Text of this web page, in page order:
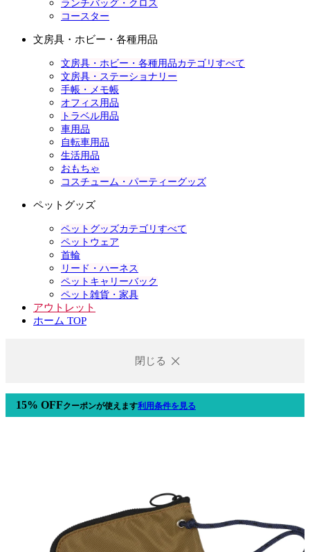
ランチバッグ・クロス
コースター
文房具・ホビー・各種用品
文房具・ホビー・各種用品カテゴリすべて
文房具・ステーショナリー
手帳・メモ帳
オフィス用品
トラベル用品
車用品
自転車用品
生活用品
おもちゃ
コスチューム・パーティーグッズ
ペットグッズ
ペットグッズカテゴリすべて
ペットウェア
首輪
リード・ハーネス
ペットキャリーバック
ペット雑貨・家具
アウトレット
ホーム TOP
閉じる
15% OFFクーポンが使えます利用条件を見る